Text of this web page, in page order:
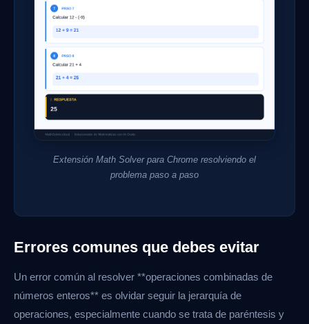
Extensión Math Solver para Chrome resolviendo el
problema paso a paso
Errores comunes que debes evitar
Un error común al resolver **operaciones combinadas de
números enteros** es olvidar seguir la jerarquía de
operaciones, especialmente cuando se trata de paréntesis y